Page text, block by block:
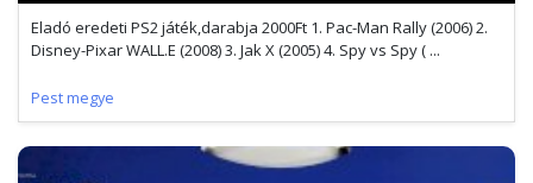
Eladó eredeti PS2 játék,darabja 2000Ft 1. Pac-Man Rally (2006) 2.
Disney-Pixar WALL.E (2008) 3. Jak X (2005) 4. Spy vs Spy ( ...
Pest megye